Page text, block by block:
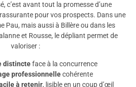
c’est avant tout la promesse d’une
pour vos prospects. Dans une
Pau, mais aussi à Billère ou dans les
et Rousse, le dépliant permet de
valoriser :
distincteface à la concurrence
professionnellecohérente
à retenir, lisible en un coup d’œil